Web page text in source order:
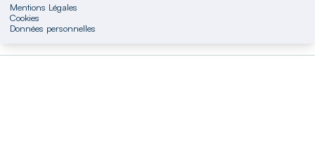
Mentions Légales
Cookies
Données personnelles